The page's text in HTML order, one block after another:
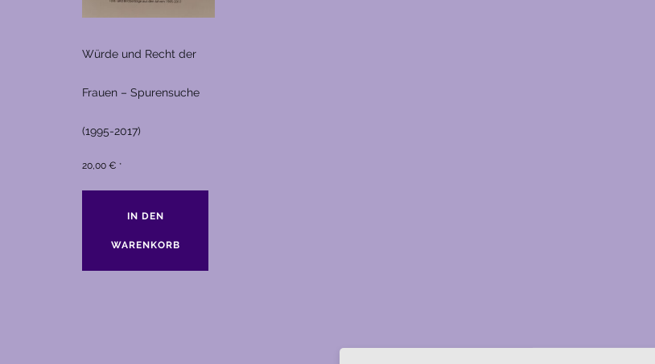
Würde und Recht der
Frauen – Spurensuche
(1995-2017)
20,00 € *
IN DEN
WARENKORB